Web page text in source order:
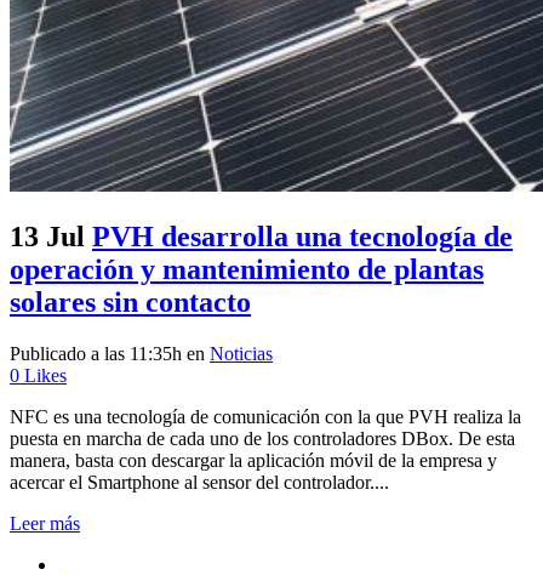
13 Jul PVH desarrolla una tecnología de
operación y mantenimiento de plantas
solares sin contacto
Publicado a las 11:35h en Noticias
0 Likes
NFC es una tecnología de comunicación con la que PVH realiza la
puesta en marcha de cada uno de los controladores DBox. De esta
manera, basta con descargar la aplicación móvil de la empresa y
acercar el Smartphone al sensor del controlador....
Leer más